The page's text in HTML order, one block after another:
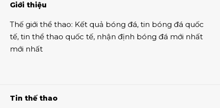
Giới thiệu
Thế giới thể thao: Kết quả bóng đá, tin bóng đá quốc
tế, tin thể thao quốc tế, nhận định bóng đá mới nhất
mới nhất
Tin thế thao